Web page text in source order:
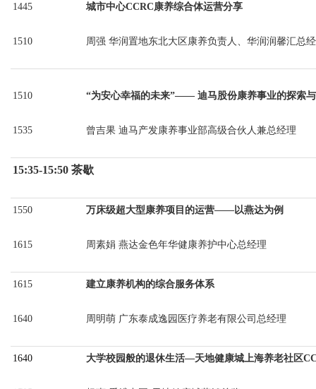
1445
1510
城市中心CCRC康养综合体运营分享
周强 华润置地东北大区康养负责人、华润润馨汇总
1510
1535
“为安心幸福的未来”—— 迪马股份康养事业的探索
曾吉果 迪马产发康养事业部高级合伙人兼总经理
15:35-15:50 茶歇
1550
1615
万床级超大型康养项目的运营——以燕达为例
周素娟 燕达金色年华健康养护中心总经理
1615
1640
建立康养机构的综合服务体系
周明萌 广东泰成逸园医疗养老有限公司总经理
1640 大学校园般的退休生活—天地健康城上海养老社区